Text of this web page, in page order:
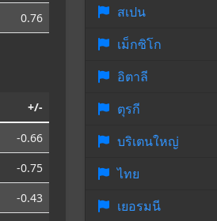
0.76
+/-
-0.66
-0.75
-0.43
สเปน
เม็กซิโก
อิตาลี
ตุรกี
บริเตนใหญ่
ไทย
เยอรมนี